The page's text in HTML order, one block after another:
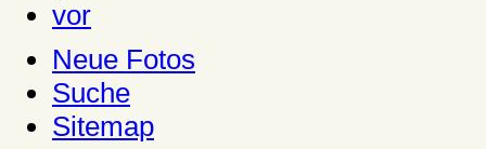
Neue Fotos
Suche
Sitemap